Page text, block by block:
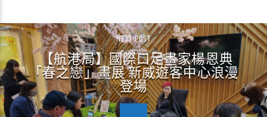
NEXT POST
【航港局】國際口足畫家楊恩典
「春之戀」畫展 新威遊客中心浪漫
登場